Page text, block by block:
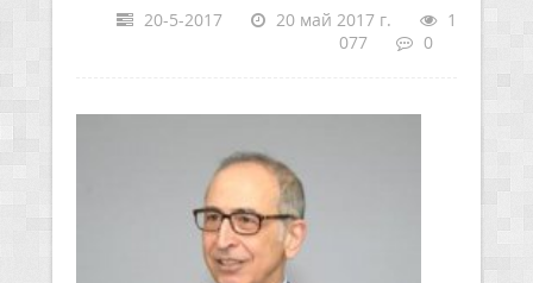
20-5-2017 20 май 2017 г.
1
077
0